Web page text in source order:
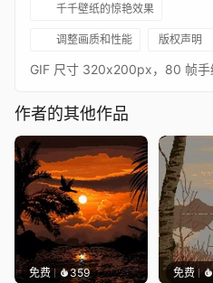
千千壁纸的惊艳效果
调整画质和性能 版权声明
作者的其他作品
免费 359 免费